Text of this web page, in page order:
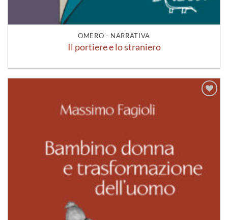
OMERO - NARRATIVA
Il portiere e lo straniero